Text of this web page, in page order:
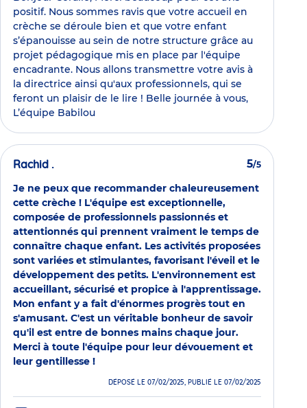
positif. Nous sommes ravis que votre accueil en
crèche se déroule bien et que votre enfant
s’épanouisse au sein de notre structure grâce au
projet pédagogique mis en place par l'équipe
encadrante. Nous allons transmettre votre avis à
la directrice ainsi qu'aux professionnels, qui se
feront un plaisir de le lire ! Belle journée à vous,
L’équipe Babilou
Rachid . 5/5
Je ne peux que recommander chaleureusement
cette crèche ! L'équipe est exceptionnelle,
composée de professionnels passionnés et
attentionnés qui prennent vraiment le temps de
connaître chaque enfant. Les activités proposées
sont variées et stimulantes, favorisant l'éveil et le
développement des petits. L'environnement est
accueillant, sécurisé et propice à l'apprentissage.
Mon enfant y a fait d'énormes progrès tout en
s'amusant. C'est un véritable bonheur de savoir
qu'il est entre de bonnes mains chaque jour.
Merci à toute l'équipe pour leur dévouement et
leur gentillesse !
DÉPOSÉ LE 07/02/2025, PUBLIÉ LE 07/02/2025